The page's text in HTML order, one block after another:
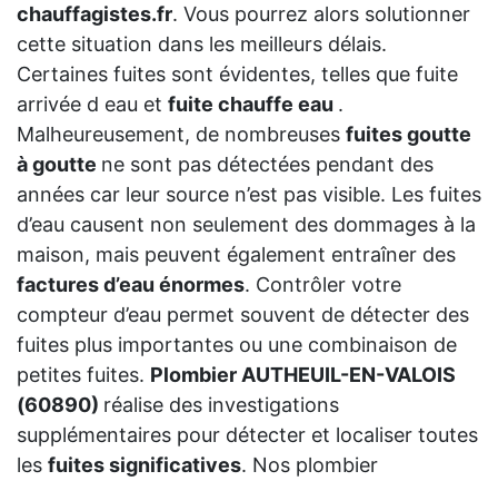
chauffagistes.fr. Vous pourrez alors solutionner
cette situation dans les meilleurs délais.
Certaines fuites sont évidentes, telles que fuite
arrivée d eau et fuite chauffe eau .
Malheureusement, de nombreuses fuites goutte
à goutte ne sont pas détectées pendant des
années car leur source n’est pas visible. Les fuites
d’eau causent non seulement des dommages à la
maison, mais peuvent également entraîner des
factures d’eau énormes. Contrôler votre
compteur d’eau permet souvent de détecter des
fuites plus importantes ou une combinaison de
petites fuites. Plombier AUTHEUIL-EN-VALOIS
(60890) réalise des investigations
supplémentaires pour détecter et localiser toutes
les fuites significatives. Nos plombier